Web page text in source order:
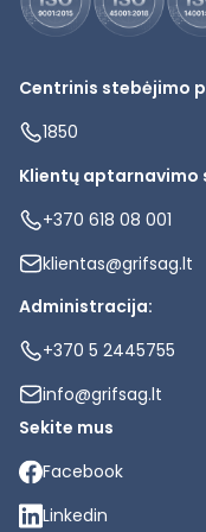
Centrinis stebėjimo
1850
Klientų aptarnavimo
+370 618 08 001
klientas@grifsag.lt
Administracija:
+370 5 2445755
info@grifsag.lt
Sekite mus
Facebook
Linkedin